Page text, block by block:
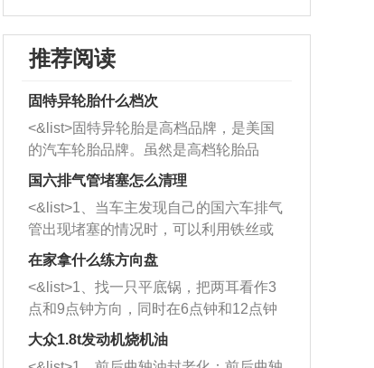
推荐阅读
固特异轮胎什么档次
<&list>固特异轮胎是高档品牌，是美国
的汽车轮胎品牌。虽然是高档轮胎品
牌，但是中高低端的轮胎都有生产，这
也是为了更好的开拓市场。
国六排气管堵塞怎么清理
<&list>1、当车主发现自己的国六车排气
管出现堵塞的情况时，可以利用铁丝或
者是细棍，直接将杂物给取出来，如果
堵塞情况比较严重，也可以采取应急措
施。 <&list>2、直接利用木棍将所有的
杂物推到排气管里面的位置处，然后将
三元催化器拆解开，就可以将堵塞的东
西取出来。但如果是因为积碳过多引起
在家拿什么练方向盘
<&list>1、找一只平底锅，把两耳看作3
点和9点钟方向，同时在6点钟和12点钟
方向做一个标记。 <&list>2、双手握住
大众1.8t发动机烧机油